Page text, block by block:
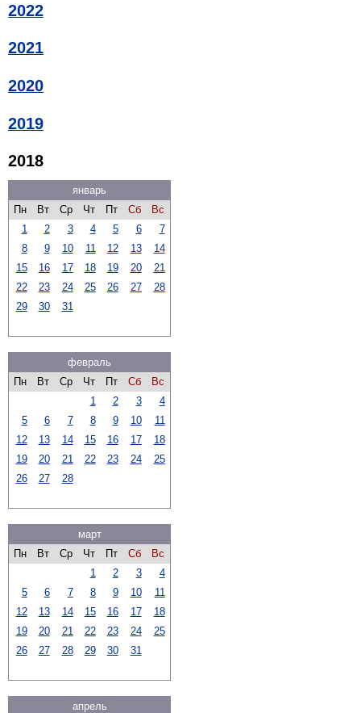
2022
2021
2020
2019
2018
январь
Пн
Вт Ср Чт Пт Сб
Вс
1
2 3 4 5 6
7
8
9 10 11 12 13
14
15
16 17 18 19 20
21
22
23 24 25 26 27
28
29
30 31
февраль
Пн
Вт Ср Чт Пт Сб
Вс
1
2 3
4
5
6 7 8 9 10
11
12
13 14 15 16 17
18
19
20 21 22 23 24
25
26
27 28
март
Пн
Вт Ср Чт Пт Сб
Вс
1
2 3
4
5
6 7 8 9 10
11
12
13 14 15 16 17
18
19
20 21 22 23 24
25
26
27 28 29 30 31
апрель